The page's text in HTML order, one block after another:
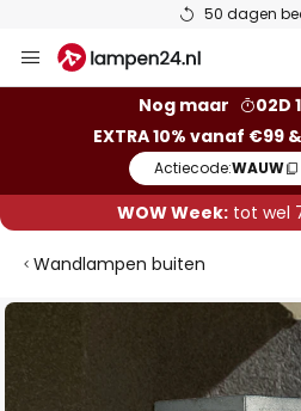
50 dagen
naar
Nog maar
02D
EXTRA 10% vanaf €99
Actiecode:WAUW
WOW Week:tot wel
Wandlampen buiten
Ga
het